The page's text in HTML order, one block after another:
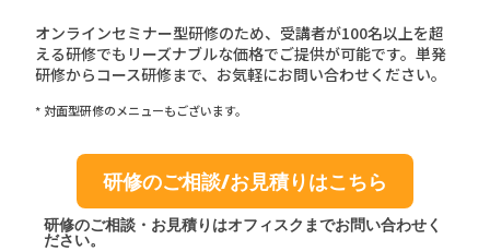
オンラインセミナー型研修のため、受講者が100名以上を超
える研修でもリーズナブルな価格でご提供が可能です。単発
研修からコース研修まで、お気軽にお問い合わせください。
* 対面型研修のメニューもございます。
研修のご相談/お見積りはこちら
研修のご相談・お見積りはオフィスクまでお問い合わせく
ださい。